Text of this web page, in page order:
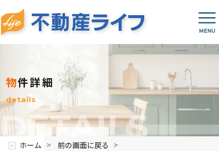
物件詳細
details
DETAILS
ホーム > 前の画面に戻る >